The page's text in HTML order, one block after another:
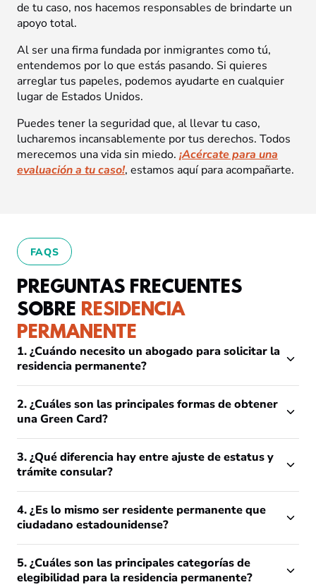
de tu caso, nos hacemos responsables de brindarte un
apoyo total.
Al ser una firma fundada por inmigrantes como tú,
entendemos por lo que estás pasando. Si quieres
arreglar tus papeles, podemos ayudarte en cualquier
lugar de Estados Unidos.
Puedes tener la seguridad que, al llevar tu caso,
lucharemos incansablemente por tus derechos. Todos
merecemos una vida sin miedo. ¡Acércate para una
evaluación a tu caso!, estamos aquí para acompañarte.
FAQS
PREGUNTAS FRECUENTES
SOBRE RESIDENCIA
PERMANENTE
1. ¿Cuándo necesito un abogado para solicitar la
residencia permanente?
2. ¿Cuáles son las principales formas de obtener
una Green Card?
3. ¿Qué diferencia hay entre ajuste de estatus y
trámite consular?
4. ¿Es lo mismo ser residente permanente que
ciudadano estadounidense?
5. ¿Cuáles son las principales categorías de
elegibilidad para la residencia permanente?